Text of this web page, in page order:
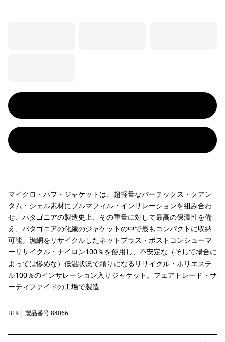
マイクロ・パフ・ジャケットは、超軽量なパーテックス・クアン
タム・シェル素材にプルマフィル・インサレーションを組み合わ
せ、パタゴニアの製造史上、その重量に対して最高の保温性を備
え、パタゴニアの化繊のジャケットの中で最もコンパクトに収納
可能。漁網をリサイクルしたネットプラス・ポストコンシューマ
ーリサイクル・ナイロン100％を使用し、不安定な（そして場合に
よっては惨めな）低温状況で頼りになるリサイクル・ポリエステ
ル100％のインサレーション入りジャケット。フェアトレード・サ
ーティファイドの工場で製造
Black
BLK | 製品番号 84066